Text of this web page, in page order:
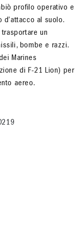
profilo operativo e
al suolo.
un
bombe e razzi.
Marines
di F-21 Lion) per
aereo.